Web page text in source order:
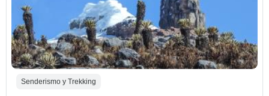
Senderismo y Trekking